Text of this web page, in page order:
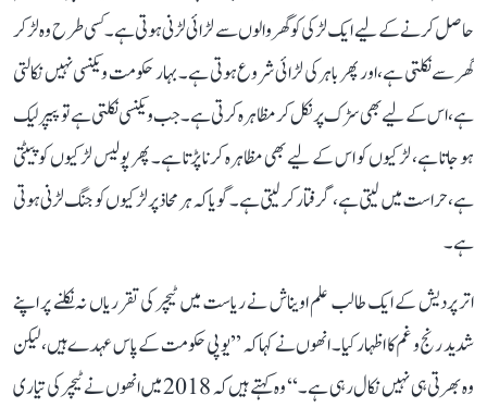
حاصل کرنے کے لیے ایک لڑکی کو گھر والوں سے لڑائی لڑنی ہوتی ہے۔ کسی طرح وہ لڑ کر
گھر سے نکلتی ہے، اور پھر باہر کی لڑائی شروع ہوتی ہے۔ بہار حکومت ویکنسی نہیں نکالتی
ہے، اس کے لیے بھی سڑک پر نکل کر مظاہرہ کرتی ہے۔ جب ویکنسی نکلتی ہے تو پیپر لیک
ہو جاتا ہے، لڑکیوں کو اس کے لیے بھی مظاہرہ کرنا پڑتا ہے۔ پھر پولیس لڑکیوں کو پیٹتی
ہے، حراست میں لیتی ہے، گرفتار کر لیتی ہے۔ گویا کہ ہر محاذ پر لڑکیوں کو جنگ لڑنی ہوتی
ہے۔
اتر پردیش کے ایک طالب علم اویناش نے ریاست میں ٹیچر کی تقرریاں نہ نکلنے پر اپنے
شدید رنج و غم کا اظہار کیا۔ انھوں نے کہا کہ ’’یوپی حکومت کے پاس عہدے ہیں، لیکن
وہ بھرتی ہی نہیں نکال رہی ہے۔‘‘ وہ کہتے ہیں کہ 2018 میں انھوں نے ٹیچر کی تیاری